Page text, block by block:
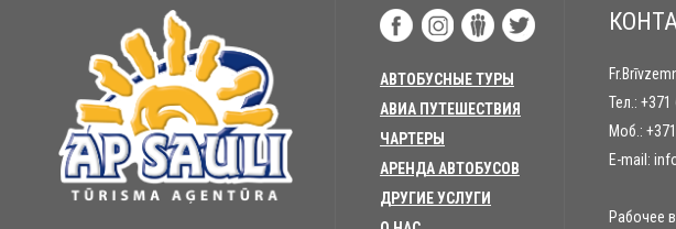
АВТОБУСНЫЕ ТУРЫ
АВИА ПУТЕШЕСТВИЯ
ЧАРТЕРЫ
АРЕНДА АВТОБУСОВ
ДРУГИЕ УСЛУГИ
Тел.: +371
Моб.:
E-mail:
Рабочее